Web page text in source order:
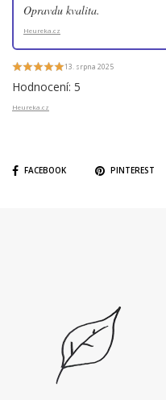
Opravdu kvalita.
Heureka.cz
13. srpna 2025
Hodnocení: 5
Heureka.cz
FACEBOOK PINTEREST